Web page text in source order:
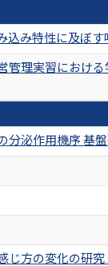
み特性に及ぼす
理実習におけ
泌作用機序 基盤
じ方の変化の研